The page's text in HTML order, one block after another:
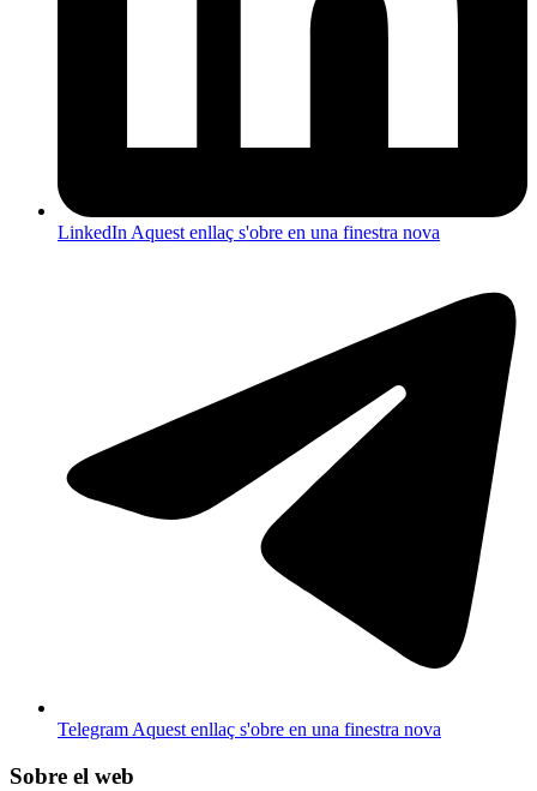
LinkedIn Aquest enllaç s'obre en una finestra nova
Telegram Aquest enllaç s'obre en una finestra nova
Sobre el web